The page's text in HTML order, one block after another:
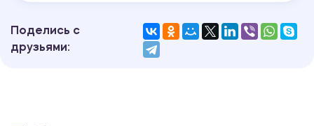
Поделись с
друзьями: